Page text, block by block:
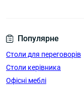
Популярне
Столи для переговорів
Столи керівника
Офісні меблі